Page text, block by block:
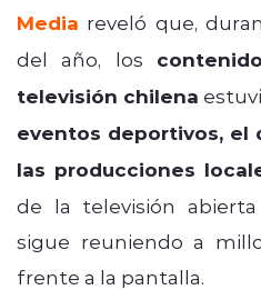
Media reveló que,
del año, los
televisión chilena
eventos deportivos, el
las producciones
de la televisión
sigue reuniendo a
frente a la pantalla.